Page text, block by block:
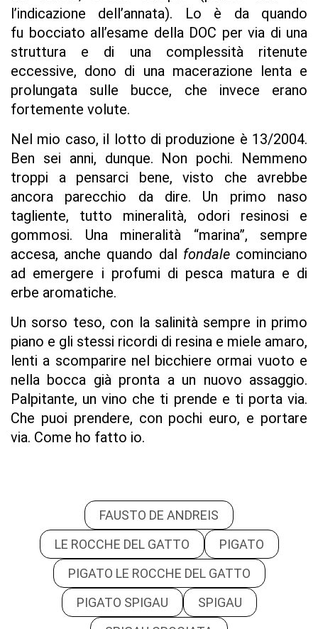
l’indicazione dell’annata). Lo è da quando
fu bocciato all’esame della DOC per via di una
struttura e di una complessità ritenute
eccessive, dono di una macerazione lenta e
prolungata sulle bucce, che invece erano
fortemente volute.
Nel mio caso, il lotto di produzione è 13/2004.
Ben sei anni, dunque. Non pochi. Nemmeno
troppi a pensarci bene, visto che avrebbe
ancora parecchio da dire. Un primo naso
tagliente, tutto mineralità, odori resinosi e
gommosi. Una mineralità “marina”, sempre
accesa, anche quando dal fondale cominciano
ad emergere i profumi di pesca matura e di
erbe aromatiche.
Un sorso teso, con la salinità sempre in primo
piano e gli stessi ricordi di resina e miele amaro,
lenti a scomparire nel bicchiere ormai vuoto e
nella bocca già pronta a un nuovo assaggio.
Palpitante, un vino che ti prende e ti porta via.
Che puoi prendere, con pochi euro, e portare
via. Come ho fatto io.
FAUSTO DE ANDREIS
LE ROCCHE DEL GATTO
PIGATO
PIGATO LE ROCCHE DEL GATTO
PIGATO SPIGAU
SPIGAU